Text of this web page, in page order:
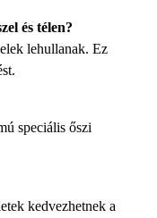
és télen?
lehullanak. Ez
speciális őszi
kedvezhetnek a